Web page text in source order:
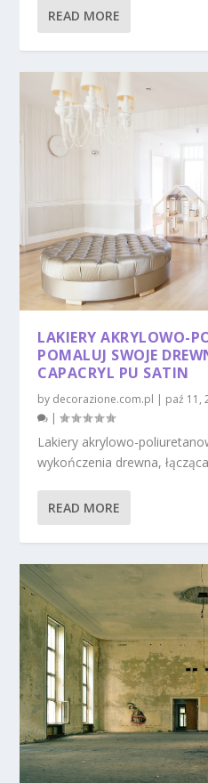
READ MORE
LAKIERY AKRYLOWO-
POMALUJ SWOJE
CAPACRYL PU SATIN
by decorazione.com.pl | paź 11,
|
Lakiery akrylowo-
wykończenia drewna,
READ MORE